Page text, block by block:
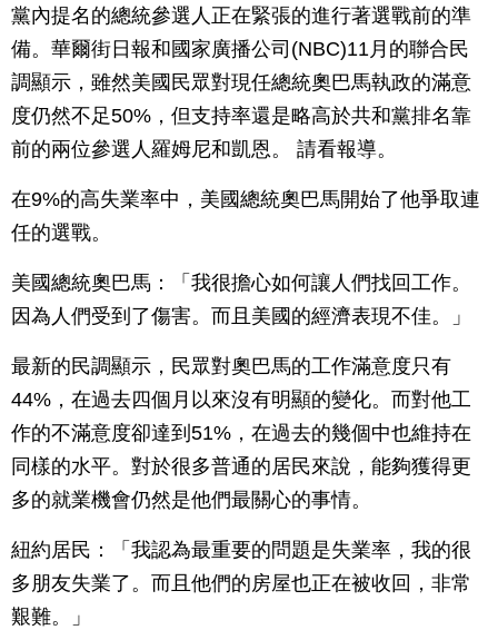
黨內提名的總統參選人正在緊張的進行著選戰前的準
備。華爾街日報和國家廣播公司(NBC)11月的聯合民
調顯示，雖然美國民眾對現任總統奧巴馬執政的滿意
度仍然不足50%，但支持率還是略高於共和黨排名靠
前的兩位參選人羅姆尼和凱恩。 請看報導。
在9%的高失業率中，美國總統奧巴馬開始了他爭取連
任的選戰。
美國總統奧巴馬：「我很擔心如何讓人們找回工作。
因為人們受到了傷害。而且美國的經濟表現不佳。」
最新的民調顯示，民眾對奧巴馬的工作滿意度只有
44%，在過去四個月以來沒有明顯的變化。而對他工
作的不滿意度卻達到51%，在過去的幾個中也維持在
同樣的水平。對於很多普通的居民來說，能夠獲得更
多的就業機會仍然是他們最關心的事情。
紐約居民：「我認為最重要的問題是失業率，我的很
多朋友失業了。而且他們的房屋也正在被收回，非常
艱難。」